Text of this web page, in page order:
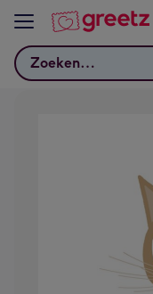
Bekijk meer
Zoeken